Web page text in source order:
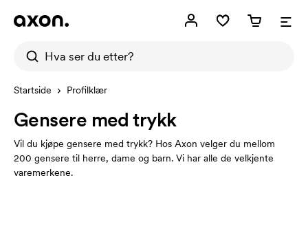
Startside Profilklær
Gensere med trykk
Vil du kjøpe gensere med trykk? Hos Axon velger du mellom
200 gensere til herre, dame og barn. Vi har alle de velkjente
varemerkene.